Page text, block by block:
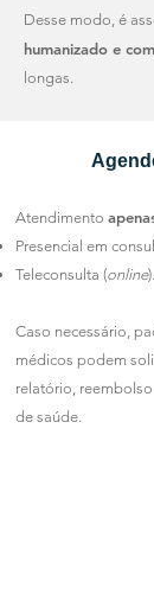
Desse modo, é
humanizado e
longas.
Atendimento
Presencial em
Teleconsulta (online).
Caso necessário,
médicos podem
relatório,
de saúde.